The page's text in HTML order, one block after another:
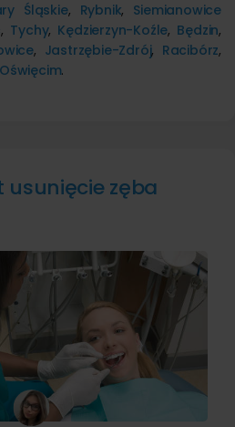
Śląskie, Rybnik, Siemianowice
, Tychy, Kędzierzyn-Koźle, Będzin,
, Jastrzębie-Zdrój, Racibórz,
Oświęcim.
zęba